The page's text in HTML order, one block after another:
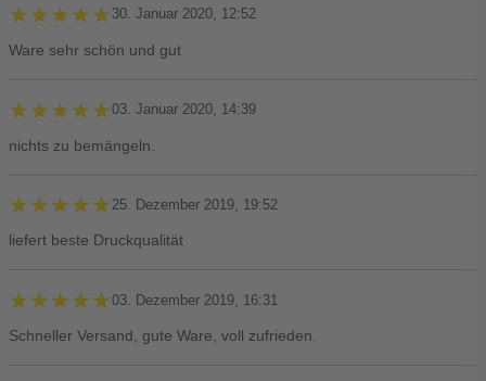
★★★★★
★★★★★ 30. Januar 2020, 12:52
Ware sehr schön und gut
★★★★★
★★★★★03. Januar 2020, 14:39
nichts zu bemängeln.
★★★★★
★★★★★ 25. Dezember 2019, 19:52
liefert beste Druckqualität
★★★★★
★★★★★03. Dezember 2019, 16:31
Schneller Versand, gute Ware, voll zufrieden.